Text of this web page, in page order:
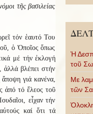
τῆς βασιλείας
τόν ἑαυτό Του
ὁ Ὁποῖος ὅπως
μέ τήν ἐκλογή
ἀλλά βλέπει στήν
γιά κανένα,
ἀπό τό ἔλεος τοῦ
εἶχαν τήν
καί ὅτι τά
Ἡ
τοῦ
Με
τῶν